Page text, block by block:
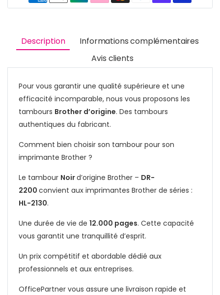
Description
Informations complémentaires
Avis clients
Pour vous garantir une qualité supérieure et une
efficacité incomparable, nous vous proposons les
tambours Brother d’origine. Des tambours
authentiques du fabricant.
Comment bien choisir son tambour pour son
imprimante Brother ?
Le tambour Noird’origine Brother – DR-
2200 convient aux imprimantes Brother de séries :
HL-2130.
Une durée de vie de 12.000 pages. Cette capacité
vous garantit une tranquillité d’esprit.
Un prix compétitif et abordable dédié aux
professionnels et aux entreprises.
OfficePartner vous assure une livraison rapide et